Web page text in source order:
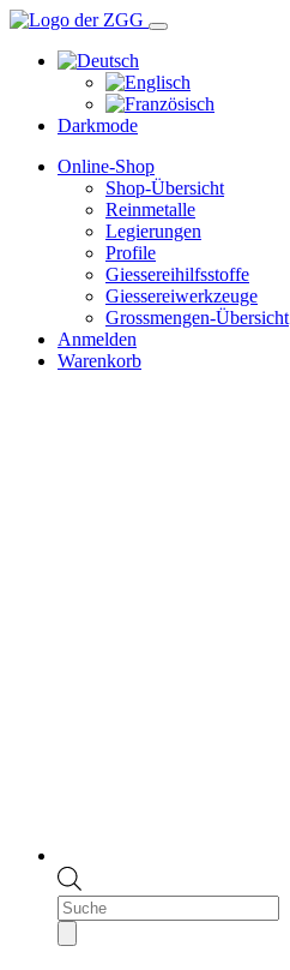
Darkmode
Online-Shop
Shop-Übersicht
Reinmetalle
Legierungen
Profile
Giessereihilfsstoffe
Giessereiwerkzeuge
Grossmengen-Übersicht
Anmelden
Warenkorb
Products
search